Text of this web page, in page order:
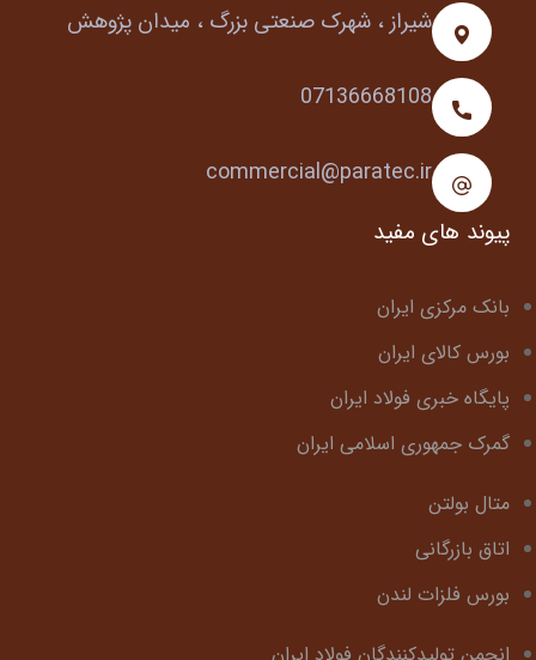
شیراز ، شهرک صنعتی بزرگ ، میدان پژوهش
07136668108
commercial@paratec.ir
پیوند های مفید
بانک مرکزی ایران
بورس کالای ایران
پایگاه خبری فولاد ایران
گمرک جمهوری اسلامی ایران
متال بولتن
اتاق بازرگانی
بورس فلزات لندن